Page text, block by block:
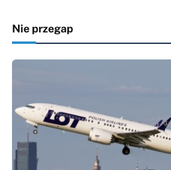
Nie przegap